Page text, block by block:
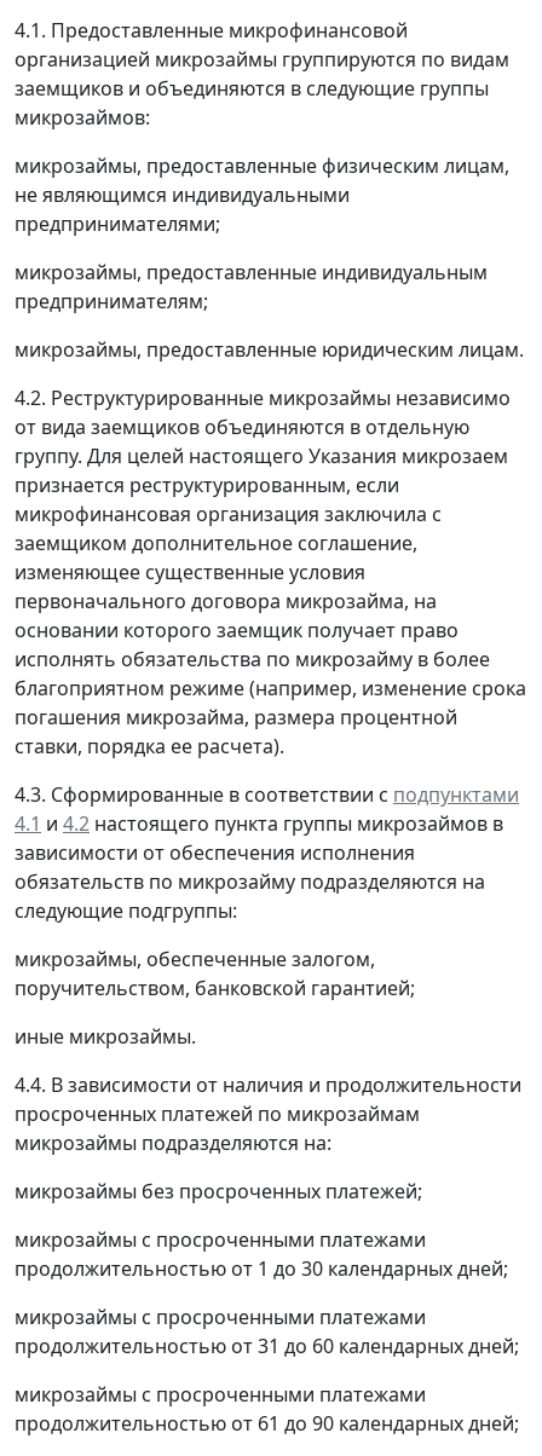
4.1. Предоставленные микрофинансовой
организацией микрозаймы группируются по видам
заемщиков и объединяются в следующие группы
микрозаймов:
микрозаймы, предоставленные физическим лицам,
не являющимся индивидуальными
предпринимателями;
микрозаймы, предоставленные индивидуальным
предпринимателям;
микрозаймы, предоставленные юридическим лицам.
4.2. Реструктурированные микрозаймы независимо
от вида заемщиков объединяются в отдельную
группу. Для целей настоящего Указания микрозаем
признается реструктурированным, если
микрофинансовая организация заключила с
заемщиком дополнительное соглашение,
изменяющее существенные условия
первоначального договора микрозайма, на
основании которого заемщик получает право
исполнять обязательства по микрозайму в более
благоприятном режиме (например, изменение срока
погашения микрозайма, размера процентной
ставки, порядка ее расчета).
4.3. Сформированные в соответствии с подпунктами
4.1 и 4.2 настоящего пункта группы микрозаймов в
зависимости от обеспечения исполнения
обязательств по микрозайму подразделяются на
следующие подгруппы:
микрозаймы, обеспеченные залогом,
поручительством, банковской гарантией;
иные микрозаймы.
4.4. В зависимости от наличия и продолжительности
просроченных платежей по микрозаймам
микрозаймы подразделяются на:
микрозаймы без просроченных платежей;
микрозаймы с просроченными платежами
продолжительностью от 1 до 30 календарных дней;
микрозаймы с просроченными платежами
продолжительностью от 31 до 60 календарных дней;
микрозаймы с просроченными платежами
продолжительностью от 61 до 90 календарных дней;